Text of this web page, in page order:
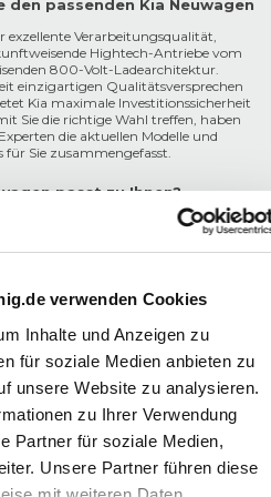
verwenden Cookies
Inhalte und Anzeigen zu
für soziale Medien anbieten zu
unsere Website zu analysieren.
zu Ihrer Verwendung
Partner für soziale Medien,
Unsere Partner führen diese
den passenden Kia Neuwagen
exzellente Verarbeitungsqualität,
Hightech-Antriebe vom
800-Volt-Ladearchitektur.
einzigartigen Qualitätsversprechen
Kia maximale Investitionssicherheit
Sie die richtige Wahl treffen, haben
die aktuellen Modelle und
Sie zusammengefasst.
passt zu Ihnen?
City-Könige:
Klassiker, während der
mit dem intelligenten Kia
kombinieren, was den
,ProCeedShooting Brake,
Kompaktklasse. Der Sportage ist der
maximale Vielseitigkeit im Alltag
mit serienmäßigem Kia Allradantrieb
Premium-Zukunft:
Crossover, der monumentale
7 Sitzen die elektrische Oberklasse
der E-GMP-Plattform basierenden
für Neuwagen